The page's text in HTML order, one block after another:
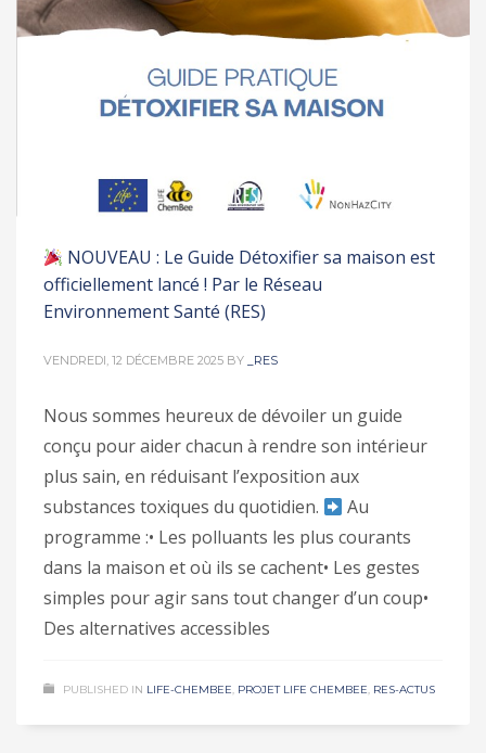
NOUVEAU : Le Guide Détoxifier sa maison est
officiellement lancé ! Par le Réseau
Environnement Santé (RES)
VENDREDI, 12 DÉCEMBRE 2025 BY _RES
Nous sommes heureux de dévoiler un guide
conçu pour aider chacun à rendre son intérieur
plus sain, en réduisant l’exposition aux
substances toxiques du quotidien.
Au
programme :• Les polluants les plus courants
dans la maison et où ils se cachent• Les gestes
simples pour agir sans tout changer d’un coup•
Des alternatives accessibles
PUBLISHED IN LIFE-CHEMBEE, PROJET LIFE CHEMBEE, RES-ACTUS